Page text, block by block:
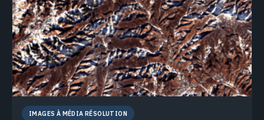
IMAGES À MÉDIA RÉSOLUTION